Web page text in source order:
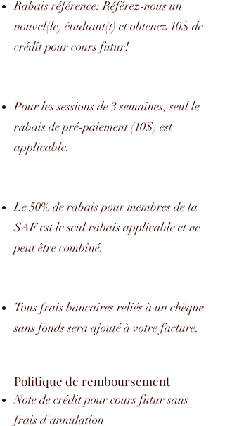
Rabais référence: Référez-nous un
nouvel(le) étudiant(t) et obtenez 10$ de
crédit pour cours futur!
Pour les sessions de 3 semaines, seul le
rabais de pré-paiement (10$) est
applicable.
Le 50% de rabais pour membres de la
SAF est le seul rabais applicable et ne
peut être combiné.
Tous frais bancaires reliés à un chèque
sans fonds sera ajouté à votre facture.
Politique de remboursement
Note de crédit pour cours futur sans
frais d'annulation